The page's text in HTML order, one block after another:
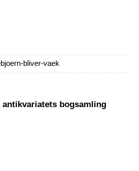
bliver-vaek
antikvariatets bogsamling